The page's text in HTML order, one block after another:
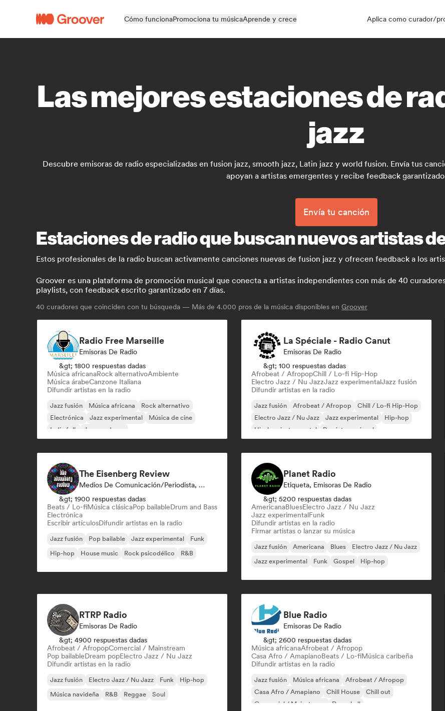
Cómo funcionaPromociona tu músicaAprende y crece Aplica como curador/
Las mejores estaciones de
jazz
Descubre emisoras de radio especializadas en fusion jazz, smooth jazz, Latin jazz y world fusion. Envía tus
apoyan a artistas emergentes y recibe feedback
Envía tu canción
Estaciones de radio que buscan nuevos artistas
Estos profesionales de la radio buscan activamente canciones nuevas de fusion jazz y ofrecen feedback a los
Groover es una plataforma de promoción musical que conecta a artistas independientes con más de 40
playlists, con feedback escrito garantizado en 7 días.
40 curadores que coinciden con tu búsqueda — Más de 4.000 pros de la música disponibles en Groover
Radio Free Marseille
Emisoras De Radio
&gt; 1800 respuestas dadas
Música africanaRock alternativoAmbiente
Música árabeCanzone Italiana
Difundir artistas en la radio
Jazz fusión Música africana
Rock alternativo
Electrónica
Jazz experimental
Música de cine
Indie folk
Jazz moderno
La Spéciale - Radio Canut
Emisoras De Radio
&gt; 100 respuestas dadas
Afrobeat / AfropopChill / Lo-fi Hip-Hop
Electro Jazz / Nu JazzJazz experimentalJazz fusión
Difundir artistas en la radio
Jazz fusión Afrobeat / Afropop
Chill / Lo-fi Hip-Hop
Electro Jazz / Nu Jazz
Jazz experimental
Hip-hop
Hip-hop instrumental
Rap internacional
The Eisenberg Review
Medios De Comunicación/Periodista, Emisoras De Radio
&gt; 1900 respuestas dadas
Beats / Lo-fiMúsica clásicaPop bailableDrum and Bass
Electrónica
Escribir artículosDifundir artistas en la radio
Jazz fusión Pop bailable Jazz experimental
Funk
Hip-hop
House music Rock psicodélico R&B
Planet Radio
Etiqueta, Emisoras De Radio
&gt; 5200 respuestas dadas
AmericanaBluesElectro Jazz / Nu Jazz
Jazz experimentalFunk
Difundir artistas en la radio
Firmar artistas o lanzar su música
Jazz fusión Americana Blues
Electro Jazz / Nu Jazz
Jazz experimental
Funk Gospel Hip-hop
RTRP Radio
Emisoras De Radio
&gt; 4900 respuestas dadas
Afrobeat / AfropopComercial / Mainstream
Pop bailableDream popElectro Jazz / Nu Jazz
Difundir artistas en la radio
Jazz fusión Electro Jazz / Nu Jazz Funk
Hip-hop
Música navideña
R&B Reggae Soul
Blue Radio
Emisoras De Radio
&gt; 2600 respuestas dadas
Música africanaAfrobeat / Afropop
Casa Afro / AmapianoBeats / Lo-fiMúsica caribeña
Difundir artistas en la radio
Jazz fusión Música africana
Afrobeat / Afropop
Casa Afro / Amapiano
Chill House
Chill out
Comercial / Mainstream
Dancehall